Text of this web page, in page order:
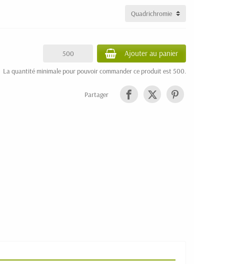
Ajouter au panier
La quantité minimale pour pouvoir commander ce produit est 500.
Partager